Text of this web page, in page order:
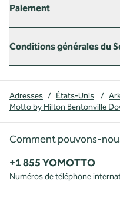
Paiement
Conditions générales du
Adresses / États-Unis /
Motto by Hilton Bentonville
Comment pouvons-
Téléphone :
+1 855 YOMOTTO
Numéros de téléphone